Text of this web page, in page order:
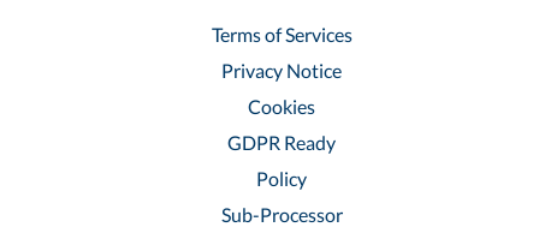
Terms of Services
Privacy Notice
Cookies
GDPR Ready
Policy
Sub-Processor